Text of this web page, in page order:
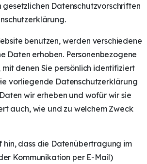
gesetzlichen Datenschutzvorschriften
benutzen, werden verschiedene
Daten erhoben. Personenbezogene
mit denen Sie persönlich identifiziert
vorliegende Datenschutzerklärung
wir erheben und wofür wir sie
auch, wie und zu welchem Zweck
hin, dass die Datenübertragung im
Kommunikation per E-Mail)